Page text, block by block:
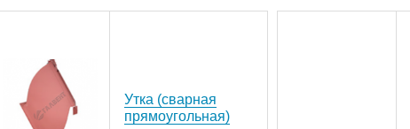
Утка (сварная
прямоугольная)